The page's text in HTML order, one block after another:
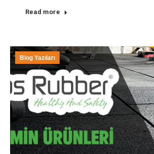
Read more
Blog Yazıları